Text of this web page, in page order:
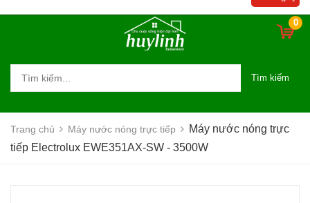
0
Tìm kiếm
Trang chủ Máy nước nóng trực tiếp
Máy nước nóng trực
tiếp Electrolux EWE351AX-SW - 3500W